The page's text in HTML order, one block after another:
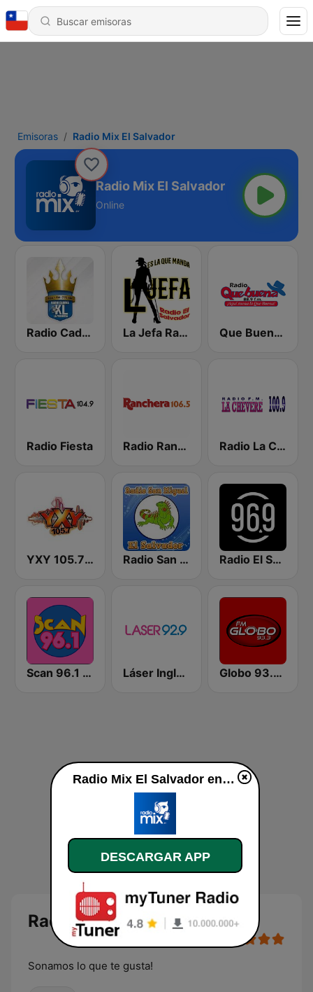
Emisoras Radio Mix El Salvador
Radio Mix El Salvador
Online
Radio Cadena YSKL La Poderosa La Jefa Radio El Salvador Que Buena 88.9 FM
Radio Fiesta Radio Ranchera El Salvador Radio La Chevere 100.9 FM
YXY 105.7 FM Radio San Miguel El Salvador Radio El Salvador | 96.9 FM
Scan 96.1 FM Láser Inglés 92.9 Globo 93.3 FM
Radio Mix El Salvador
Sonamos lo que te gusta!
Radio Mix El Salvador en vivo
DESCARGAR APP